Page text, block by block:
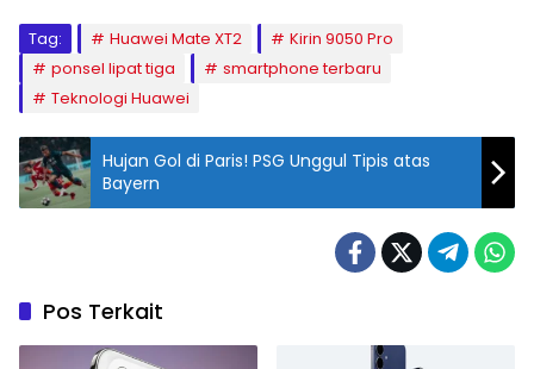
Tag: Huawei Mate XT2
Kirin 9050 Pro
ponsel lipat tiga
smartphone terbaru
Teknologi Huawei
Hujan Gol di Paris! PSG Unggul Tipis atas
Bayern
Pos Terkait